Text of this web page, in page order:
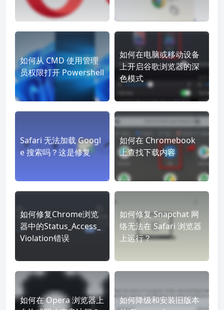
如何从 CMD 使用管理
员权限打开 Powershell
如何在电脑或移动设备
上开启谷歌浏览器的深
色模式
Safari 无法加载 Googl
e 搜索吗？这是修复
如何在 Chromebook
上查找下载内容
如何修复Chrome浏览
器中的Status_Access_
Violation错误
如何修复 Snapchat 网
络无法在 Safari 浏览器
上运行？
如何在 Opera 浏览器上
如何降级和安装旧版本